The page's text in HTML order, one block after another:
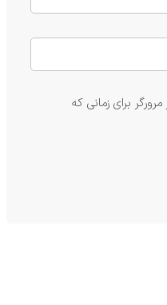
برای زمانی که